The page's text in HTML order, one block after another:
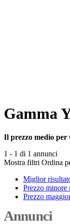
Gamma
Il prezzo medio per
1 - 1 di 1 annunci
Mostra filtri Ordina
Miglior
Prezzo minore
Prezzo
Annunci